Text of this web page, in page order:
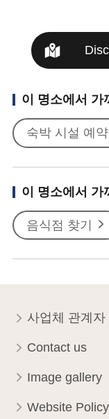
이 명소에서 가
숙박 시설 예
이 명소에서 가
음식점 찾기
사업체 관계자
Contact us
Image gallery
Website Policy